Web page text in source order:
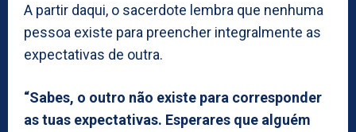
A partir daqui, o sacerdote lembra que nenhuma
pessoa existe para preencher integralmente as
expectativas de outra.
“Sabes, o outro não existe para corresponder
as tuas expectativas. Esperares que alguém